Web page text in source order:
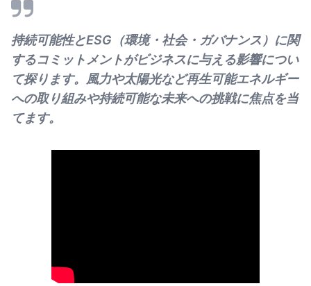
持続可能性とESG（環境・社会・ガバナンス）に関
するコミットメントがビジネスに与える影響につい
て探ります。風力や太陽光など再生可能エネルギー
への取り組みや持続可能な未来への挑戦に焦点を当
てます。